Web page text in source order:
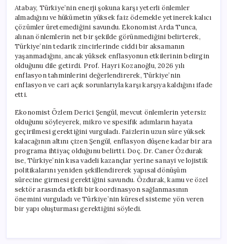
Atabay, Türkiye’nin enerji şokuna karşı yeterli önlemler
almadığını ve hükümetin yüksek faiz ödemekle yetinerek kalıcı
çözümler üretemediğini savundu. Ekonomist Arda Tunca,
alınan önlemlerin net bir şekilde görünmediğini belirterek,
Türkiye’nin tedarik zincirlerinde ciddi bir aksamanın
yaşanmadığını, ancak yüksek enflasyonun etkilerinin belirgin
olduğunu dile getirdi. Prof. Hayri Kozanoğlu, 2026 yılı
enflasyon tahminlerini değerlendirerek, Türkiye’nin
enflasyon ve cari açık sorunlarıyla karşı karşıya kaldığını ifade
etti.
Ekonomist Özlem Derici Şengül, mevcut önlemlerin yetersiz
olduğunu söyleyerek, mikro ve spesifik adımların hayata
geçirilmesi gerektiğini vurguladı. Faizlerin uzun süre yüksek
kalacağının altını çizen Şengül, enflasyon düşene kadar bir ara
programa ihtiyaç olduğunu belirtti. Doç. Dr. Caner Özdurak
ise, Türkiye’nin kısa vadeli kazançlar yerine sanayi ve lojistik
politikalarını yeniden şekillendirerek yapısal dönüşüm
sürecine girmesi gerektiğini savundu. Özdurak, kamu ve özel
sektör arasında etkili bir koordinasyon sağlanmasının
önemini vurguladı ve Türkiye’nin küresel sisteme yön veren
bir yapı oluşturması gerektiğini söyledi.